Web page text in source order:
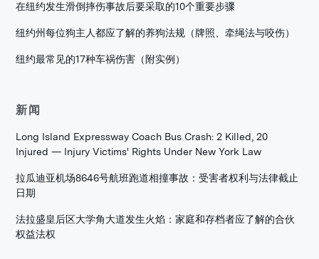
在纽约发生滑倒摔伤事故后要采取的10个重要步骤
纽约州每位狗主人都应了解的养狗法规（牌照、牵绳法与咬伤）
纽约最常见的17种车祸伤害（附实例）
新闻
Long Island Expressway Coach Bus Crash: 2 Killed, 20
Injured — Injury Victims' Rights Under New York Law
拉瓜迪亚机场8646号航班跑道相撞事故：受害者权利与法律截止
日期
法拉盛皇后区大学角大道发生火焰：家庭和存档者应了解的合伙
权益法权